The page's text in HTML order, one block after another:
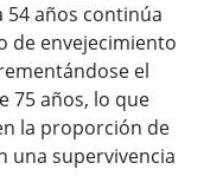
54 años continúa
de envejecimiento
el
75 años, lo que
la proporción de
una supervivencia